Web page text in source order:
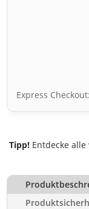
Express Checkout:
Tipp! Entdecke